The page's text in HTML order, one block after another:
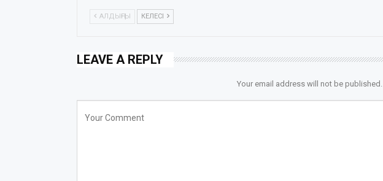
АЛДЫҢҒЫ КЕЛЕСІ
LEAVE A REPLY
Your email address will not be published.